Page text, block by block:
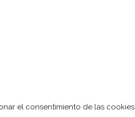
el consentimiento de las cookies